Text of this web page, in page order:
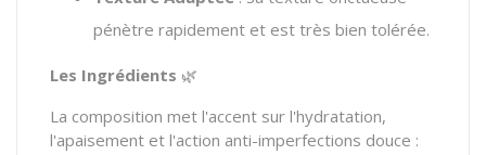
pénètre rapidement et est très bien tolérée.
Les Ingrédients 🌿
La composition met l'accent sur l'hydratation,
l'apaisement et l'action anti-imperfections douce :